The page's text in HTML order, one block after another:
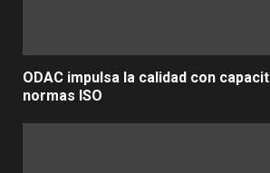
ODAC impulsa la calidad con
normas ISO